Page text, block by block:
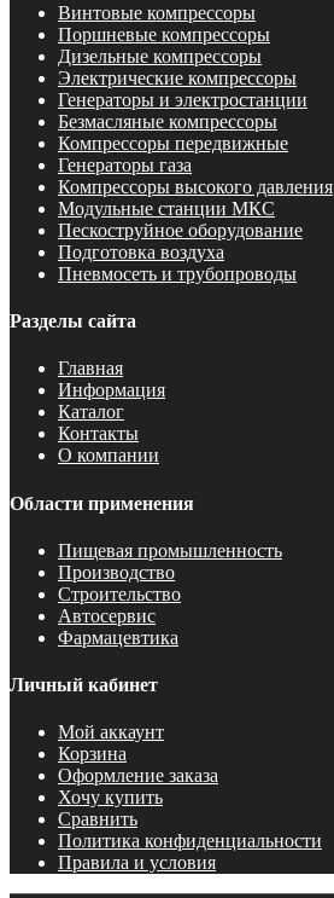
Винтовые компрессоры
Поршневые компрессоры
Дизельные компрессоры
Электрические компрессоры
Генераторы и электростанции
Безмасляные компрессоры
Компрессоры передвижные
Генераторы газа
Компрессоры высокого давления
Модульные станции МКС
Пескоструйное оборудование
Подготовка воздуха
Пневмосеть и трубопроводы
Разделы сайта
Главная
Информация
Каталог
Контакты
О компании
Области применения
Пищевая промышленность
Производство
Строительство
Автосервис
Фармацевтика
Личный кабинет
Мой аккаунт
Корзина
Оформление заказа
Хочу купить
Сравнить
Политика конфиденциальности
Правила и условия